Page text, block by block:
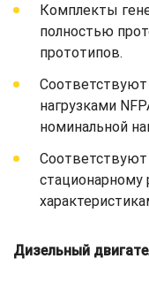
Комплекты
полностью
прототипов.
Соответствуют
нагрузками
номинальной
Дизельный